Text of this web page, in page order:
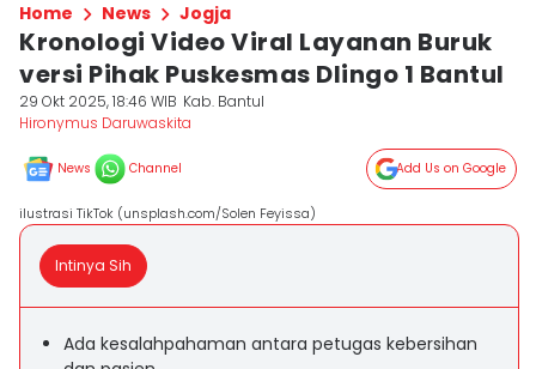
Home News Jogja
Kronologi Video Viral Layanan Buruk
versi Pihak Puskesmas Dlingo 1 Bantul
29 Okt 2025, 18:46 WIB Kab. Bantul
Hironymus Daruwaskita
News Channel Add Us on Google
ilustrasi TikTok (unsplash.com/Solen Feyissa)
Intinya Sih
Ada kesalahpahaman antara petugas kebersihan